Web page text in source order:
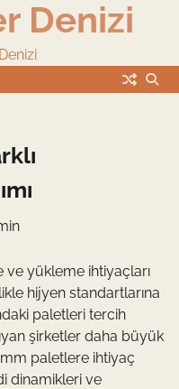
Denizi
ve yükleme ihtiyaçları
hijyen standartlarına
paletleri tercih
şirketler daha büyük
paletlere ihtiyaç
dinamikleri ve